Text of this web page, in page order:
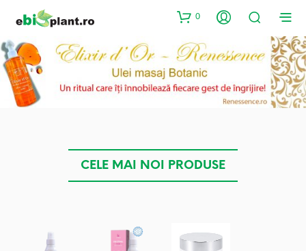
0
CELE MAI NOI PRODUSE